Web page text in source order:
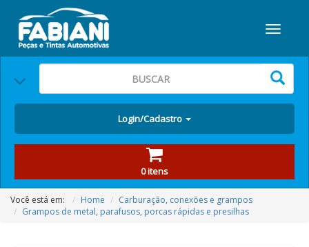
Login/Cadastro
0 itens
Você está em: Home
Carburação, conexões e grampos
Grampos de metal, parafusos, porcas rápidas e presilhas